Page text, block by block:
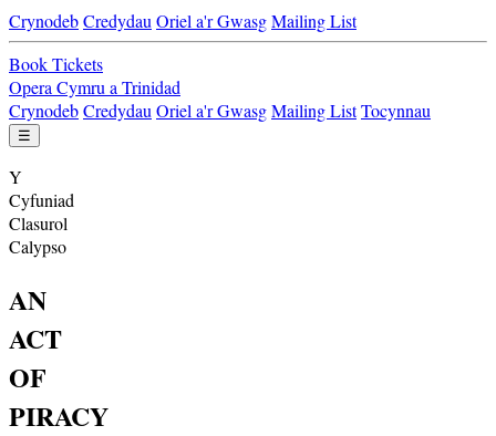
CrynodebCredydau Oriel a'r GwasgMailing List
Book Tickets
Opera Cymru a Trinidad
CrynodebCredydau Oriel a'r GwasgMailing ListTocynnau
☰
Y
Cyfuniad
Clasurol
Calypso
AN
ACT
OF
PIRACY